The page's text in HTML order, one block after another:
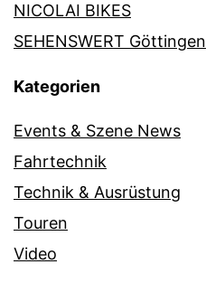
NICOLAI BIKES
SEHENSWERT Göttingen
Kategorien
Events & Szene News
Fahrtechnik
Technik & Ausrüstung
Touren
Video